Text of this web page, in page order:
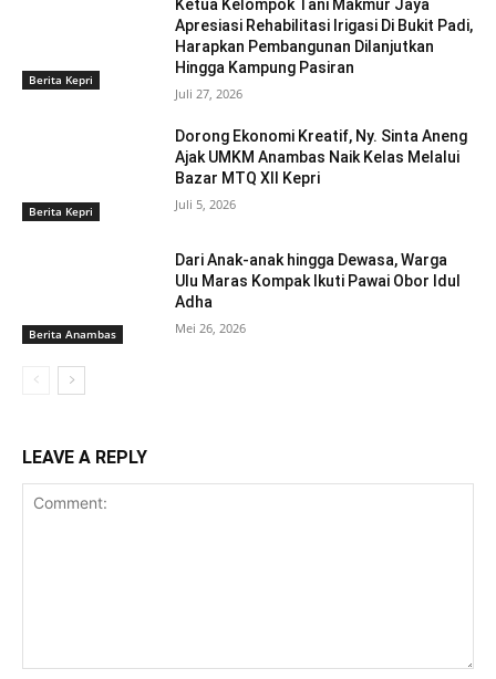
Berita Kepri
Ketua Kelompok Tani Makmur Jaya
Apresiasi Rehabilitasi Irigasi Di Bukit Padi,
Harapkan Pembangunan Dilanjutkan
Hingga Kampung Pasiran ‎
Juli 27, 2026
Berita Kepri
Dorong Ekonomi Kreatif, Ny. Sinta Aneng
‎Ajak UMKM Anambas Naik Kelas Melalui
Bazar MTQ XII Kepri
Juli 5, 2026
Berita Anambas
Dari Anak-anak hingga Dewasa, Warga
Ulu Maras Kompak Ikuti Pawai Obor Idul
Adha
Mei 26, 2026
LEAVE A REPLY